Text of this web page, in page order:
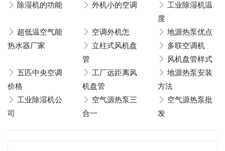
除湿机的功能
外机小的空调
工业除湿机温
度
超低温空气能
热水器厂家
空调外机怎
地源热泵优点
立柱式风机盘
管
多联空调机
风机盘管样式
五匹中央空调
价格
工厂远距离风
机盘管
地源热泵安装
方法
工业除湿机公
司
空气源热泵三
合一
空气源热泵批
发